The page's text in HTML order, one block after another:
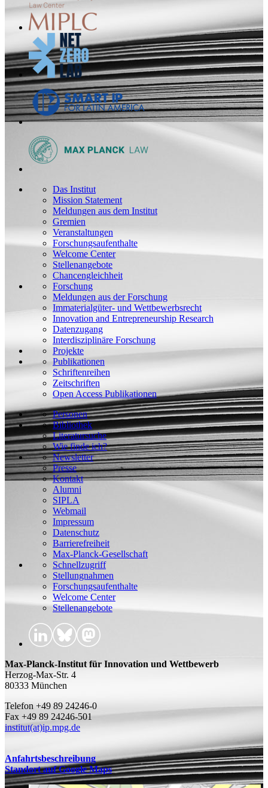
Das Institut
Mission Statement
Meldungen aus dem Institut
Gremien
Veranstaltungen
Forschungsaufenthalte
Welcome Center
Stellenangebote
Chancengleichheit
Forschung
Meldungen aus der Forschung
Immaterialgüter- und Wettbewerbsrecht
Innovation and Entrepreneurship Research
Datenzugang
Interdisziplinäre Forschung
Projekte
Publikationen
Schriftenreihen
Zeitschriften
Open Access Publikationen
Personen
Bibliothek
Literatursuche
Wie finde ich?
Newsletter
Presse
Kontakt
Alumni
SIPLA
Webmail
Impressum
Datenschutz
Barrierefreiheit
Max-Planck-Gesellschaft
Schnellzugriff
Stellungnahmen
Forschungsaufenthalte
Welcome Center
Stellenangebote
Max-Planck-Institut für Innovation und Wettbewerb
Herzog-Max-Str. 4
80333 München
Telefon +49 89 24246-0
Fax +49 89 24246-501
institut(at)ip.mpg.de
Anfahrtsbeschreibung
Standort auf Google Maps